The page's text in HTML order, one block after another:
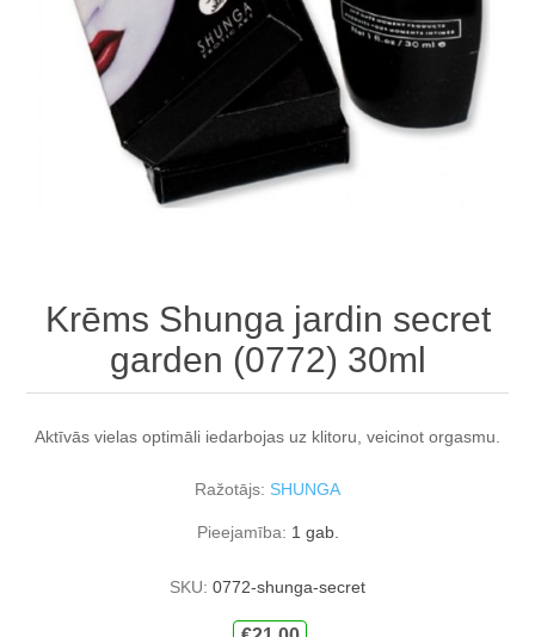
Krēms Shunga jardin secret
garden (0772) 30ml
Aktīvās vielas optimāli iedarbojas uz klitoru, veicinot orgasmu.
Ražotājs: SHUNGA
Pieejamība: 1 gab.
SKU: 0772-shunga-secret